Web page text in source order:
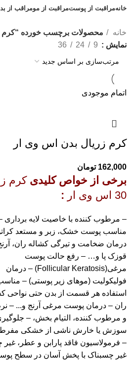
خانهمراقبت از پوستمراقبت از مومراقب از
خانه
محصولات برچسب خورده “کرم زریال
نمایش
9
24
36
اتمام موجودی
کرم زریال بدن اس وی ار
162,000 تومان
برخی از خواص کلیدیکرم
30 اس وی ار
:
– مرطوب کننده با خاصیت لایه برداری
مناسب پوست خشک، زبر و مستعد
درمان ضخامت و تیرگی کشاله ران،
قوزک پا و… – رفع حالت پوست
مرغی(Follicular Keratosis) – درمان
فولیکولیت (موهای زیر پوستی) –
استفاده هر قسمت از بدن حتی نواحی
ران – درمان پوست مرغی آرنج و... –
و مرطوب کننده، التیام بخش، –
سوزش یا خارش ناشی از خشکی
– فرمولاسیون فاقد پارابن و عطر،
غیر چسبناک با پخش آسان در سطح